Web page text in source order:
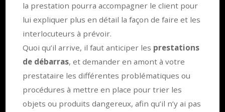
la prestation pourra accompagner le client pour
lui expliquer plus en détail la façon de faire et les
interlocuteurs à prévoir.
Quoi qu’il arrive, il faut anticiper les prestations
de débarras, et demander en amont à votre
prestataire les différentes problématiques ou
procédures à mettre en place pour trier les
objets ou produits dangereux, afin qu’il n’y ai pas